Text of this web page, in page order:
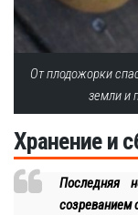
От плодожорки
земли и
Хранение и
Последняя
созреванием